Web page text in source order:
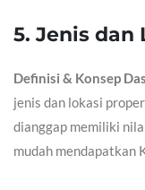
5. Jenis dan
Definisi & Konsep
jenis dan lokasi
dianggap memiliki
mudah mendapatkan